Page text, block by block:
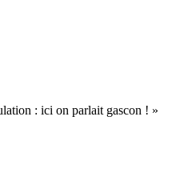
: ici on parlait gascon ! »